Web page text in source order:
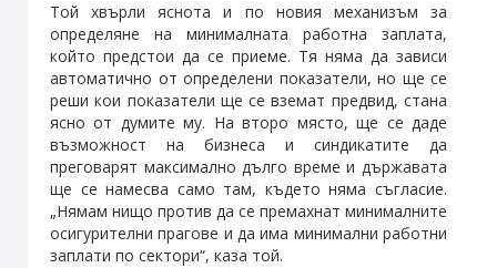
Той хвърли яснота и по новия механизъм за
определяне на минималната работна заплата,
който предстои да се приеме. Тя няма да зависи
автоматично от определени показатели, но ще се
реши кои показатели ще се вземат предвид, стана
ясно от думите му. На второ място, ще се даде
възможност на бизнеса и синдикатите да
преговарят максимално дълго време и държавата
ще се намесва само там, където няма съгласие.
„Нямам нищо против да се премахнат минималните
осигурителни прагове и да има минимални работни
заплати по сектори“, каза той.